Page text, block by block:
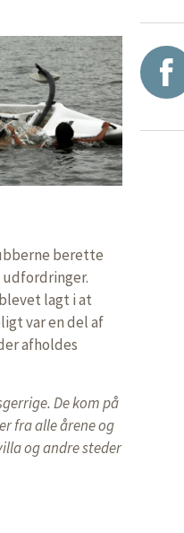
berette
udfordringer.
lagt i at
var en del af
afholdes
De kom på
fra alle årene og
og andre steder